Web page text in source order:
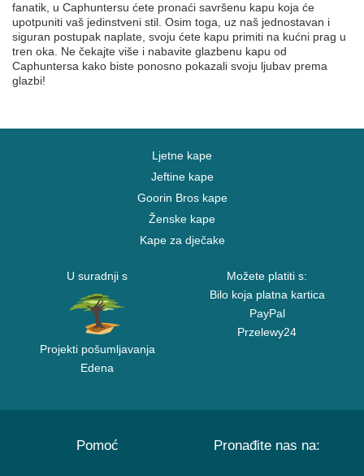
fanatik, u Caphuntersu ćete pronaći savršenu kapu koja će
upotpuniti vaš jedinstveni stil. Osim toga, uz naš jednostavan i
siguran postupak naplate, svoju ćete kapu primiti na kućni prag u
tren oka. Ne čekajte više i nabavite glazbenu kapu od
Caphuntersa kako biste ponosno pokazali svoju ljubav prema
glazbi!
Ljetne kape
Jeftine kape
Goorin Bros kape
Ženske kape
Kape za dječake
U suradnji s
Projekti pošumljavanja
Edena
Možete platiti s:
Bilo koja platna kartica
PayPal
Przelewy24
Pomoć Pronađite nas na: